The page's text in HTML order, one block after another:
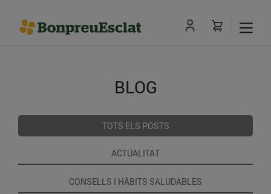
BLOG
TOTS ELS POSTS
ACTUALITAT
CONSELLS I HÀBITS SALUDABLES